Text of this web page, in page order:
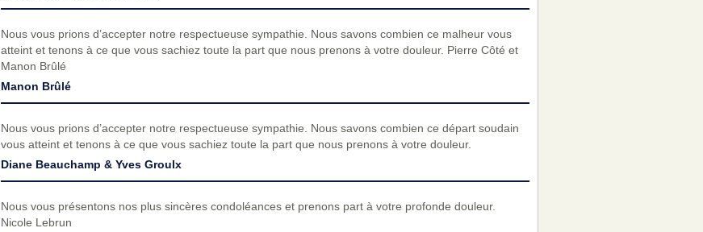
Nous vous prions d’accepter notre respectueuse sympathie. Nous savons combien ce malheur vous
atteint et tenons à ce que vous sachiez toute la part que nous prenons à votre douleur. Pierre Côté et
Manon Brûlé
Manon Brûlé
Nous vous prions d’accepter notre respectueuse sympathie. Nous savons combien ce départ soudain
vous atteint et tenons à ce que vous sachiez toute la part que nous prenons à votre douleur.
Diane Beauchamp & Yves Groulx
Nous vous présentons nos plus sincères condoléances et prenons part à votre profonde douleur.
Nicole Lebrun